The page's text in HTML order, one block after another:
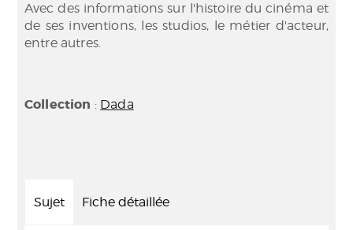
Avec des informations sur l'histoire du cinéma et
de ses inventions, les studios, le métier d'acteur,
entre autres.
Collection : Dada
Sujet Fiche détaillée